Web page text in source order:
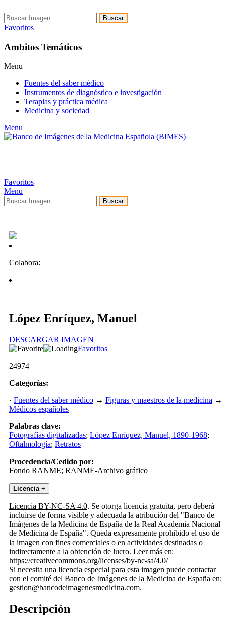
Buscar
Favoritos
Ambitos Temáticos
Menu
Fuentes del saber médico
Instrumentos de diagnóstico e investigación
Terapias y práctica médica
Medicina y sociedad
Menu
Favoritos
Menu
Buscar
Colabora:
López Enríquez, Manuel
DESCARGAR IMAGEN
Favoritos
24974
Categorías:
· Fuentes del saber médico → Figuras y maestros de la medicina →
Médicos españoles
Palabras clave:
Fotografías digitalizadas; López Enríquez, Manuel, 1890-1968;
Oftalmología; Retratos
Procedencia/Cedido por:
Fondo RANME; RANME-Archivo gráfico
Licencia +
Licencia BY-NC-SA 4.0. Se otorga licencia gratuita, pero deberá
incluirse de forma visible y adecuada la atribución del "Banco de
Imágenes de la Medicina de España de la Real Academia Nacional
de Medicina de España". Queda expresamente prohibido el uso de
la imagen con fines comerciales o en actividades destinadas o
indirectamente a la obtención de lucro. Leer más en:
https://creativecommons.org/licenses/by-nc-sa/4.0/
Si necesita una licencia especial para esta imagen puede contactar
con el comité del Banco de Imágenes de la Medicina de España en:
gestion@bancodeimagenesmedicina.com.
Descripción